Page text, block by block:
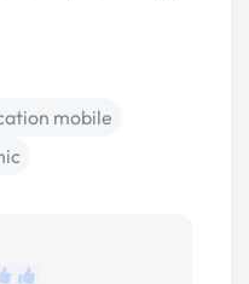
mobile